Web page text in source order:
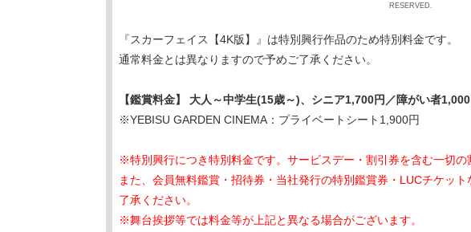
RESERVED.
『スカーフェイス【4K版】』は特別興行作品のため特別料金です。
通常料金とは異なりますので予めご了承ください。
【鑑賞料金】 大人～中学生(15歳～)、シニア1,700円／障がい者1,000
※YEBISU GARDEN CINEMA：プライベートシート1,900円
※特別興行につき特別料金です。サービスデー・割引券を含む一切の
また、会員無料鑑賞・招待券・当社発行の特別鑑賞券・LUCチケッ
了承ください。
※舞台挨拶等では料金等が上記と異なる場合がございます。